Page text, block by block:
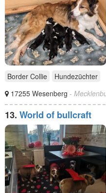
Border Collie
Hundezüchter
17255 Wesenberg -
13. World of bullcraft